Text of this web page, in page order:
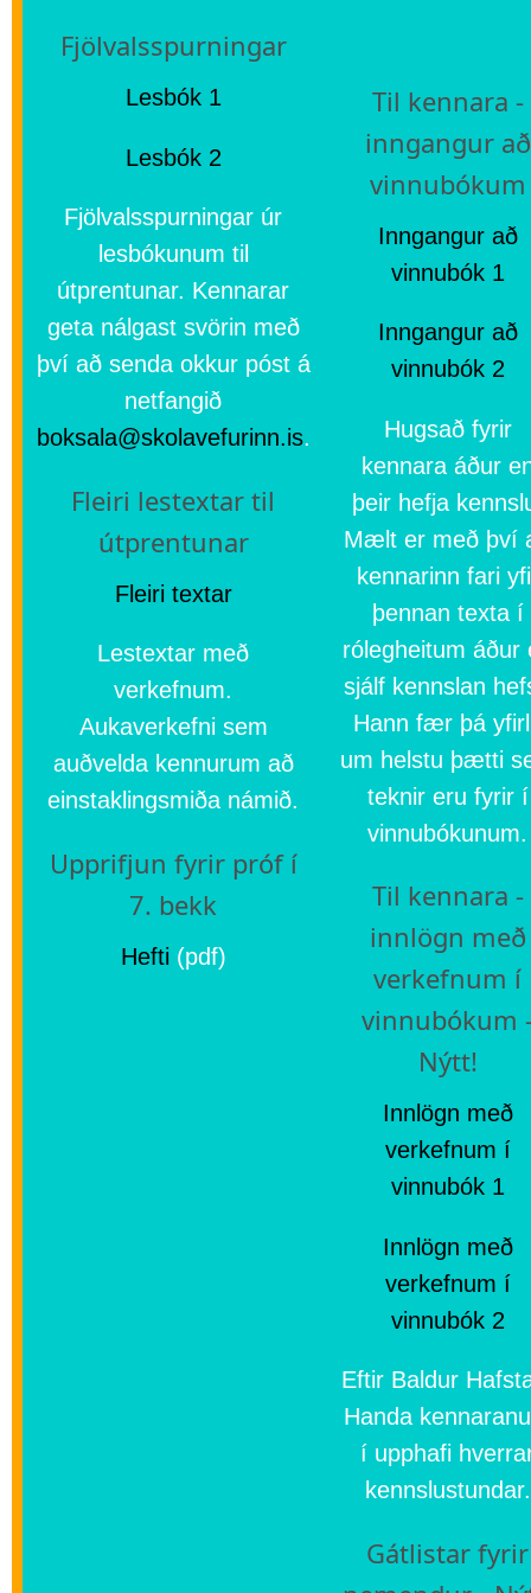
Fjölvalsspurningar
Lesbók 1
Lesbók 2
Fjölvalsspurningar úr
lesbókunum til
útprentunar. Kennarar
geta nálgast svörin með
því að senda okkur póst á
netfangið
boksala@skolavefurinn.is.
Fleiri lestextar til
útprentunar
Fleiri textar
Lestextar með
verkefnum.
Aukaverkefni sem
auðvelda kennurum að
einstaklingsmiða námið.
Upprifjun fyrir próf í
7. bekk
Hefti (pdf)
Til kennara -
inngangur að
vinnubókum
Inngangur að
vinnubók 1
Inngangur að
vinnubók 2
Hugsað fyrir
kennara áður
þeir hefja
Mælt er með því
kennarinn fari
þennan texta í
rólegheitum áður
sjálf kennslan
Hann fær þá
um helstu þætti
teknir eru fyrir í
vinnubókunum.
Til kennara -
innlögn með
verkefnum í
vinnubókum
Nýtt!
Innlögn með
verkefnum í
vinnubók 1
Innlögn með
verkefnum í
vinnubók 2
Eftir Baldur
Handa
í upphafi
kennslustundar.
Gátlistar fyrir